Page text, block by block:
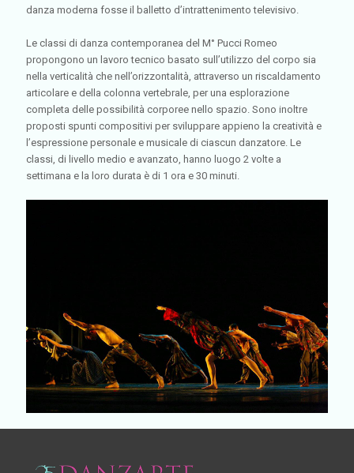
danza moderna fosse il balletto d’intrattenimento televisivo.
Le classi di danza contemporanea del M° Pucci Romeo
propongono un lavoro tecnico basato sull’utilizzo del corpo sia
nella verticalità che nell’orizzontalità, attraverso un riscaldamento
articolare e della colonna vertebrale, per una esplorazione
completa delle possibilità corporee nello spazio. Sono inoltre
proposti spunti compositivi per sviluppare appieno la creatività e
l’espressione personale e musicale di ciascun danzatore. Le
classi, di livello medio e avanzato, hanno luogo 2 volte a
settimana e la loro durata è di 1 ora e 30 minuti.